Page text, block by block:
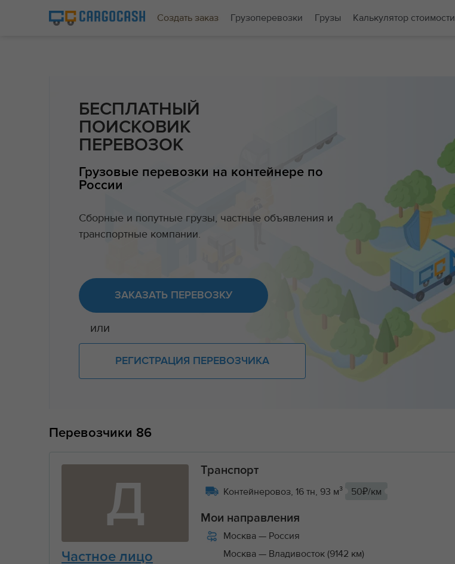
Создать заказ Грузоперевозки Грузы Калькулятор стоимости
БЕСПЛАТНЫЙ
ПОИСКОВИК
ПЕРЕВОЗОК
Грузовые перевозки на контейнере по
России
Сборные и попутные грузы, частные объявления и
транспортные компании.
ЗАКАЗАТЬ ПЕРЕВОЗКУ
или
РЕГИСТРАЦИЯ ПЕРЕВОЗЧИКА
Перевозчики 86
Д
Частное лицо
Транспорт
Контейнеровоз, 16 тн, 93 м³
50₽/км
Мои направления
Москва— Россия
Москва— Владивосток (9142 км)